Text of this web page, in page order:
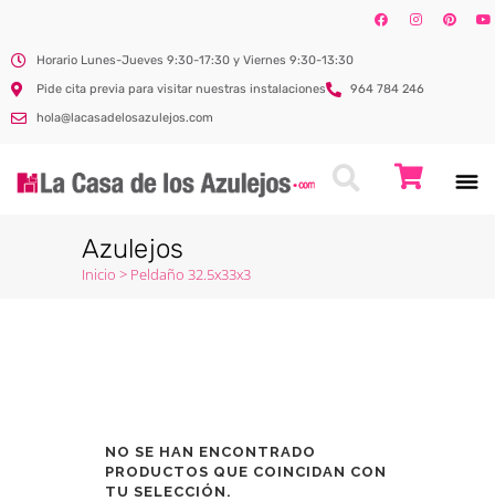
Horario Lunes-Jueves 9:30-17:30 y Viernes 9:30-13:30
Pide cita previa para visitar nuestras instalaciones
964 784 246
hola@lacasadelosazulejos.com
Azulejos
Inicio > Peldaño 32.5x33x3
NO SE HAN ENCONTRADO
PRODUCTOS QUE COINCIDAN CON
TU SELECCIÓN.